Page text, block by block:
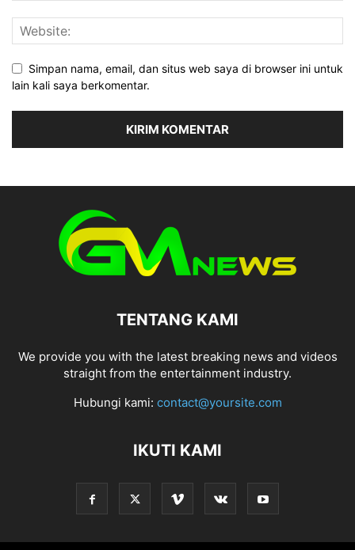
Simpan nama, email, dan situs web saya di browser ini untuk
lain kali saya berkomentar.
TENTANG KAMI
We provide you with the latest breaking news and videos
straight from the entertainment industry.
Hubungi kami: contact@yoursite.com
IKUTI KAMI